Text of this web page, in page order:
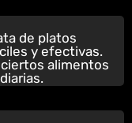
de platos
y efectivas.
alimentos